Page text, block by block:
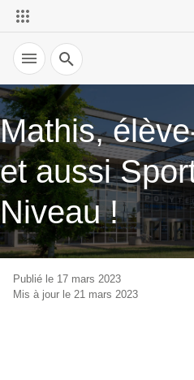
Recherche
Mathis,
et aussi
Niveau !
Publié le 17 mars 2023
Mis à jour le 21 mars 2023